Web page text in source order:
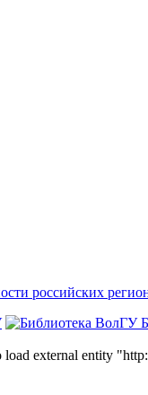
российских
external entity